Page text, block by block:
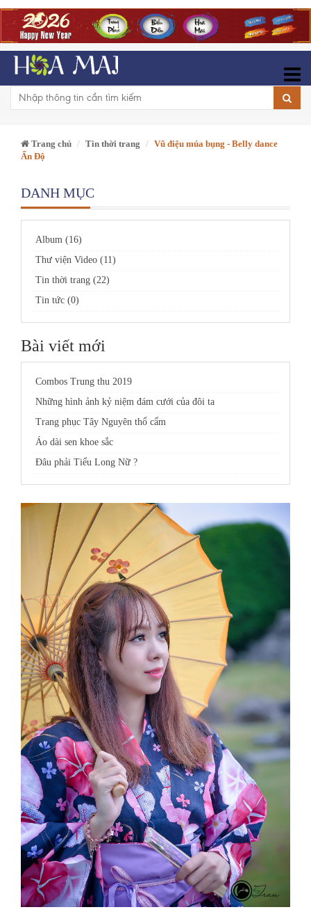
Trang chủ Tin thời trang
Vũ điệu múa bụng - Belly dance
Ấn Độ
DANH MỤC
Album (16)
Thư viện Video (11)
Tin thời trang (22)
Tin tức (0)
Bài viết mới
Combos Trung thu 2019
Những hình ảnh kỷ niệm đám cưới của đôi ta
Trang phục Tây Nguyên thổ cẩm
Áo dài sen khoe sắc
Đâu phải Tiểu Long Nữ ?